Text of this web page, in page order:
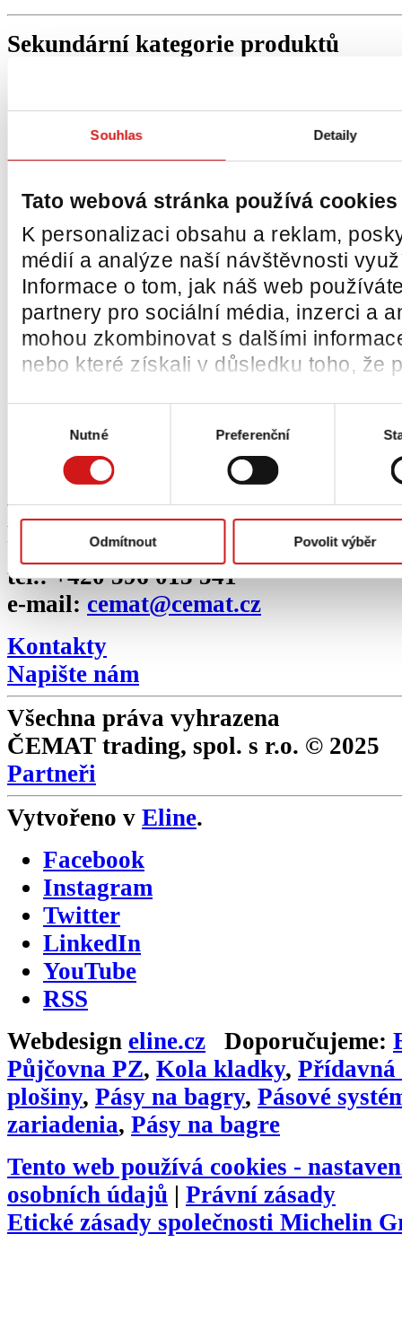
Souhlas Detaily
Tato webová stránka používá cookies
K personalizaci obsahu a reklam,
médií a analýze naší návštěvnosti
Informace o tom, jak náš web
partnery pro sociální média, inzerci a
mohou zkombinovat s dalšími
nebo které získali v důsledku toho, že
Nutné Preferenční
Odmítnout Povolit výběr
Sekundární kategorie produktů
Ráfky / disky
Pásy
BOZP prvky
Přídavná zařízení
Pásové podvozky
Nosné vidlice
Vážicí systémy
Zvedací plošiny
Kola a kladky
Kamerové systémy
Další produkty
Služby
Rychlý kontakt
tel.: +420 596 013 541
e-mail: cemat@cemat.cz
Kontakty
Napište nám
Všechna práva vyhrazena
ČEMAT trading, spol. s r.o. © 2025
Partneři
Vytvořeno v Eline.
Facebook
Instagram
Twitter
LinkedIn
YouTube
RSS
Webdesign eline.cz Doporučujeme:
Půjčovna PZ, Kola kladky, Přídavná
plošiny, Pásy na bagry, Pásové
zariadenia, Pásy na bagre
Tento web používá cookies -
osobních údajů | Právní zásady
Etické zásady společnosti Michelin